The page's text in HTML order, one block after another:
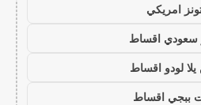
امريكي
سعودي اقساط
لودو اقساط
ببجي اقساط